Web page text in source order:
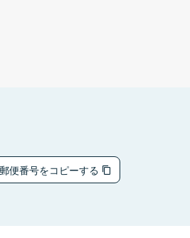
郵便番号をコピーする